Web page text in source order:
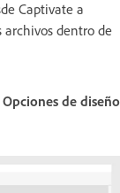
Captivate a
archivos dentro de
Opciones de diseño